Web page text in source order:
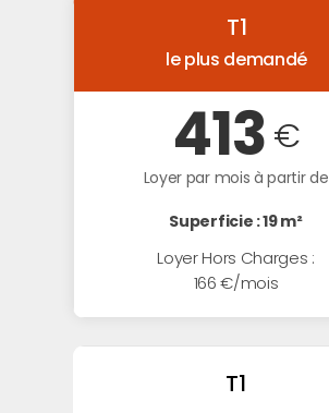
T1
le plus demandé
413 €
Loyer par mois à partir de
Superficie : 19 m²
Loyer Hors Charges :
166 €/mois
T1